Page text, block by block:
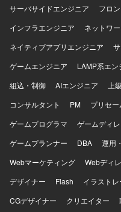
へリリースしユーザーへ
ーズから参画できるため
ロから設計構築でき、大
ます。AIコーディングツ
で実践でき、今後の開発
ード感があり、意思決定
進められる環境です。 【開発環境】 開発言語・フレームワ
ルとしてAIコーディング
CLI（OpenAI））を利用
サーバサイドエンジニア
フロ
インフラエンジニア
ネットワ
ネイティブアプリエンジニア
ゲームエンジニア
LAMP系エン
組込・制御
AIエンジニア 上
コンサルタント
PM プリセー
ゲームプログラマ
ゲームディ
ゲームプランナー
DBA 運用
Webマーケティング
Webディ
デザイナー
Flash イラスト
CGデザイナー
クリエイター